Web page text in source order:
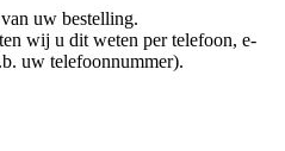
uw bestelling.
wij u dit weten per telefoon, e-
uw telefoonnummer).